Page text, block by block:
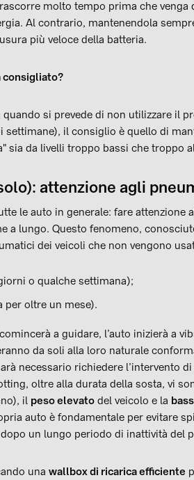
molto tempo prima che venga
Al contrario, mantenendola
più veloce della batteria.
consigliato?
si prevede di non utilizzare il
il consiglio è quello di
sia da livelli troppo bassi che troppo
attenzione agli
le auto in generale: fare attenzione
a lungo. Questo fenomeno,
dei veicoli che non vengono
o qualche settimana);
per oltre un mese).
a guidare, l’auto inizierà a
da soli alla loro naturale
necessario richiedere l’intervento
oltre alla durata della sosta, vi
il peso elevatodel veicolo e la
auto è fondamentale per evitare
un lungo periodo di inattività del
una wallbox di ricarica efficiente